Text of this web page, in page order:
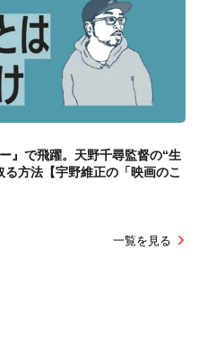
』で飛躍。天野千尋監督の“生
方法【宇野維正の「映画のこ
一覧を見る